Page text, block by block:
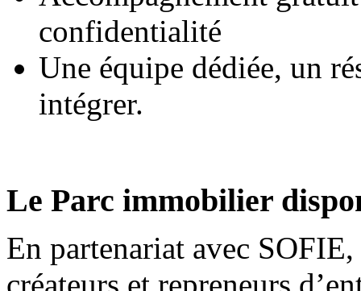
confidentialité
Une équipe dédiée, un
intégrer.
Le Parc immobilier
En partenariat avec
créateurs et repreneurs